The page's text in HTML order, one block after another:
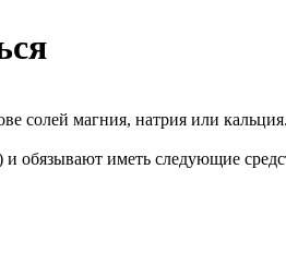
солей магния, натрия или кальция.
и обязывают иметь следующие